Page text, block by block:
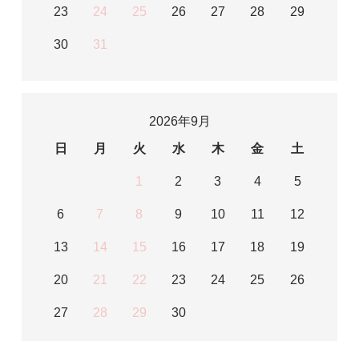
23 24 25 26 27 28 29
30 31
2026年9月
日
月 火 水 木 金 土
1 2 3 4 5
6 7 8 9 10 11 12
13 14 15 16 17 18 19
20 21 22 23 24 25 26
27 28 29 30